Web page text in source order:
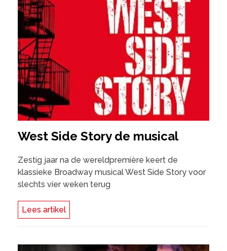
West Side Story de musical
Zestig jaar na de wereldpremière keert de
klassieke Broadway musical West Side Story voor
slechts vier weken terug
Lees artikel